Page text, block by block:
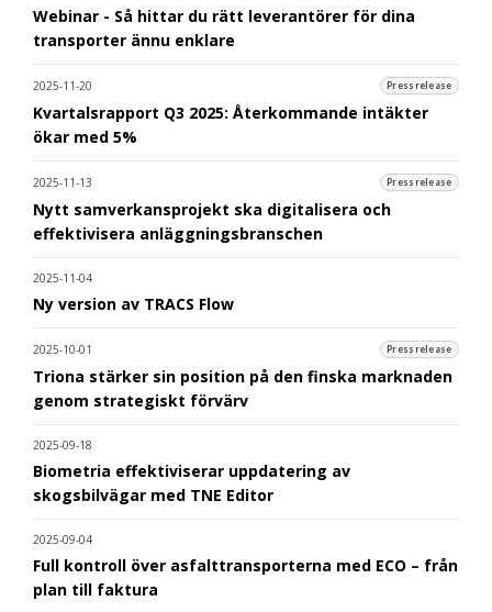
Webinar - Så hittar du rätt leverantörer för dina
transporter ännu enklare
2025-11-20 Pressrelease
Kvartalsrapport Q3 2025: Återkommande intäkter
ökar med 5%
2025-11-13 Pressrelease
Nytt samverkansprojekt ska digitalisera och
effektivisera anläggningsbranschen
2025-11-04
Ny version av TRACS Flow
2025-10-01 Pressrelease
Triona stärker sin position på den finska marknaden
genom strategiskt förvärv
2025-09-18
Biometria effektiviserar uppdatering av
skogsbilvägar med TNE Editor
2025-09-04
Full kontroll över asfalttransporterna med ECO – från
plan till faktura